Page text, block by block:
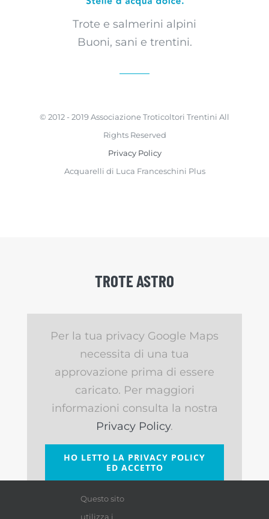
Trote e salmerini alpini
Buoni, sani e trentini.
© 2012 - 2019 Associazione Troticoltori Trentini All
Rights Reserved
Privacy Policy
Acquarelli di Luca Franceschini Plus
TROTE ASTRO
Per la tua privacy Google Maps
necessita di una tua
approvazione prima di essere
caricato. Per maggiori
informazioni consulta la nostra
Privacy Policy.
HO LETTO LA PRIVACY POLICY
ED ACCETTO
Questo sito
utilizza i